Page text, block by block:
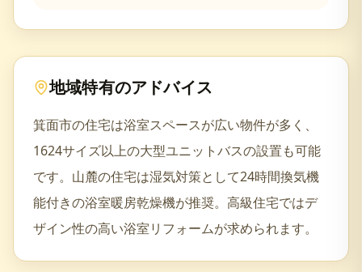
地域特有のアドバイス
箕面市の住宅は浴室スペースが広い物件が多く、
1624サイズ以上の大型ユニットバスの設置も可能
です。山麓の住宅は湿気対策として24時間換気機
能付きの浴室暖房乾燥機が推奨。高級住宅ではデ
ザイン性の高い浴室リフォームが求められます。